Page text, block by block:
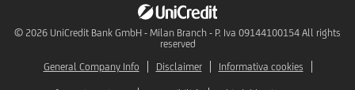
© 2026 UniCredit Bank GmbH - Milan Branch - P. Iva 09144100154 All rights
reserved
General Company Info
Disclaimer Informativa cookies